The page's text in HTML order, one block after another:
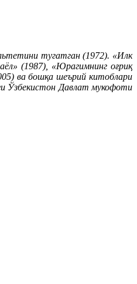
тугатган (1972). «Илк
(1987), «Юрагимнинг оғриқ
ва бошқа шеърий китоблари
Ўзбекистон Давлат мукофоти